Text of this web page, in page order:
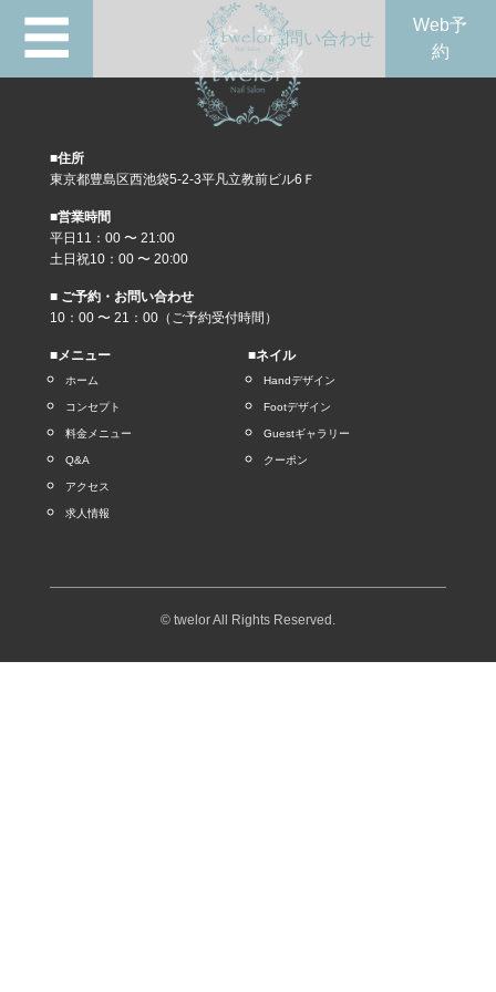
☰ 問い合わせ
Web予
約
■住所
東京都豊島区西池袋5-2-3平凡立教前ビル6Ｆ
■営業時間
平日11：00 〜 21:00
土日祝10：00 〜 20:00
■ ご予約・お問い合わせ
10：00 〜 21：00（ご予約受付時間）
■メニュー
ホーム
コンセプト
料金メニュー
Q&A
アクセス
求人情報
■ネイル
Handデザイン
Footデザイン
Guestギャラリー
クーポン
© twelor All Rights Reserved.